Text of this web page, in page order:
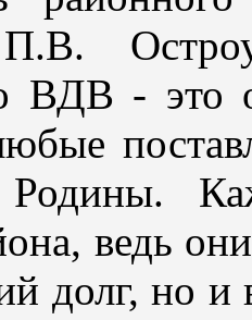
П.В.
ВДВ - это
ведь
долг, но